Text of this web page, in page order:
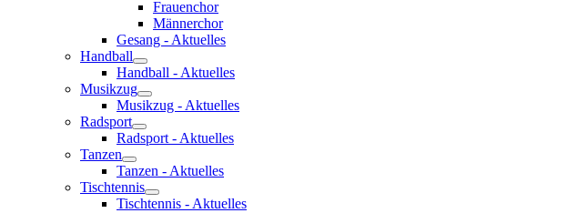
Frauenchor
Männerchor
Gesang - Aktuelles
Handball
Handball - Aktuelles
Musikzug
Musikzug - Aktuelles
Radsport
Radsport - Aktuelles
Tanzen
Tanzen - Aktuelles
Tischtennis
Tischtennis - Aktuelles